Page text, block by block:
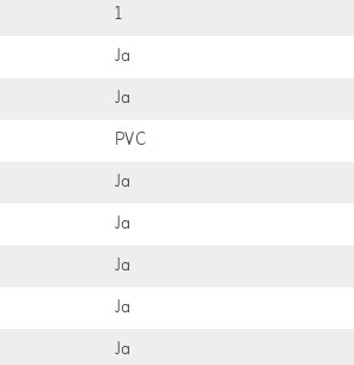
1
Ja
Ja
PVC
Ja
Ja
Ja
Ja
Ja